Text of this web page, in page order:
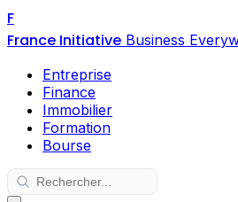
F
France Initiative Business
Entreprise
Finance
Immobilier
Formation
Bourse